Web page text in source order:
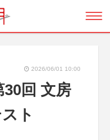
2026/06/01 10:00
回 文房
ト